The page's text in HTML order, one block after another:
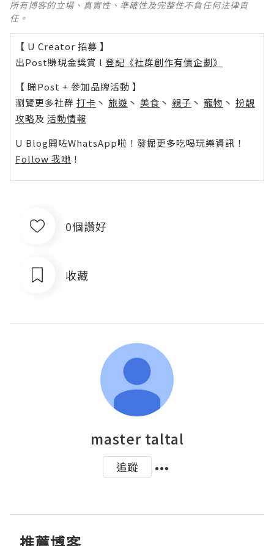
所有博客的立場、真實性、準確性及完整性不負任何法律責
任。
【 U Creator 招募 】
出Post賺現金獎賞 l 登記《社群創作有價企劃》
【 睇Post + 參加品牌活動 】
瀏覽更多社群 打卡 丶 旅遊 丶 美食 丶 親子 丶 寵物 丶 扮靚
攻略及 活動情報
U Blog開咗WhatsApp啦！發掘更多吃喝玩樂資訊！
Follow 我哋 ！
0個讚好
收藏
master taltal
追蹤